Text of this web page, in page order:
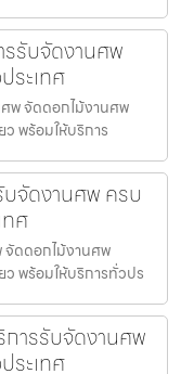
รับจัดงานศพ
ระเทศ
พ จัดดอกไม้งานศพ
พร้อมให้บริการ
จัดงานศพ ครบ
ศ
จัดดอกไม้งานศพ
ว พร้อมให้บริการทั่วปร
ารรับจัดงานศพ
ระเทศ